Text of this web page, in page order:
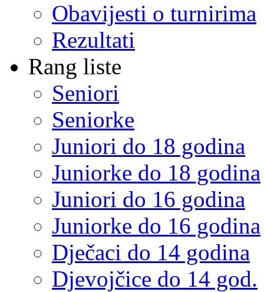
Obavijesti o turnirima
Rezultati
Rang liste
Seniori
Seniorke
Juniori do 18 godina
Juniorke do 18 godina
Juniori do 16 godina
Juniorke do 16 godina
Dječaci do 14 godina
Djevojčice do 14 god.